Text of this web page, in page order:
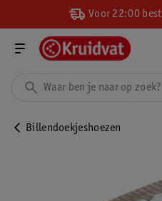
Voor 22:00
Billendoekjeshoezen